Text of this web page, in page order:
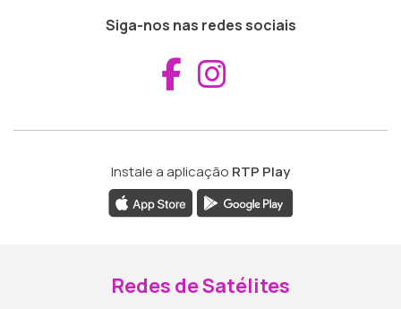
Siga-nos nas redes sociais
Aceder ao
Instale a aplicação RTP Play
Redes de Satélites